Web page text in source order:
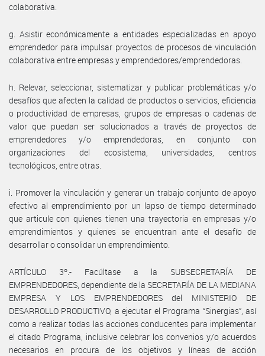
colaborativa.
g. Asistir económicamente a entidades especializadas en apoyo
emprendedor para impulsar proyectos de procesos de vinculación
colaborativa entre empresas y emprendedores/emprendedoras.
h. Relevar, seleccionar, sistematizar y publicar problemáticas y/o
desafíos que afecten la calidad de productos o servicios, eficiencia
o productividad de empresas, grupos de empresas o cadenas de
valor que puedan ser solucionados a través de proyectos de
emprendedores y/o emprendedoras, en conjunto con
organizaciones del ecosistema, universidades, centros
tecnológicos, entre otras.
i. Promover la vinculación y generar un trabajo conjunto de apoyo
efectivo al emprendimiento por un lapso de tiempo determinado
que articule con quienes tienen una trayectoria en empresas y/o
emprendimientos y quienes se encuentran ante el desafío de
desarrollar o consolidar un emprendimiento.
ARTÍCULO 3º.- Facúltase a la SUBSECRETARÍA DE
EMPRENDEDORES, dependiente de la SECRETARÍA DE LA MEDIANA
EMPRESA Y LOS EMPRENDEDORES del MINISTERIO DE
DESARROLLO PRODUCTIVO, a ejecutar el Programa “Sinergias”, así
como a realizar todas las acciones conducentes para implementar
el citado Programa, inclusive celebrar los convenios y/o acuerdos
necesarios en procura de los objetivos y líneas de acción